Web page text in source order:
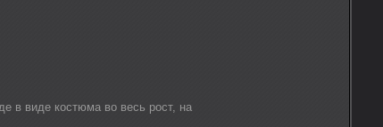
в виде костюма во весь рост, на